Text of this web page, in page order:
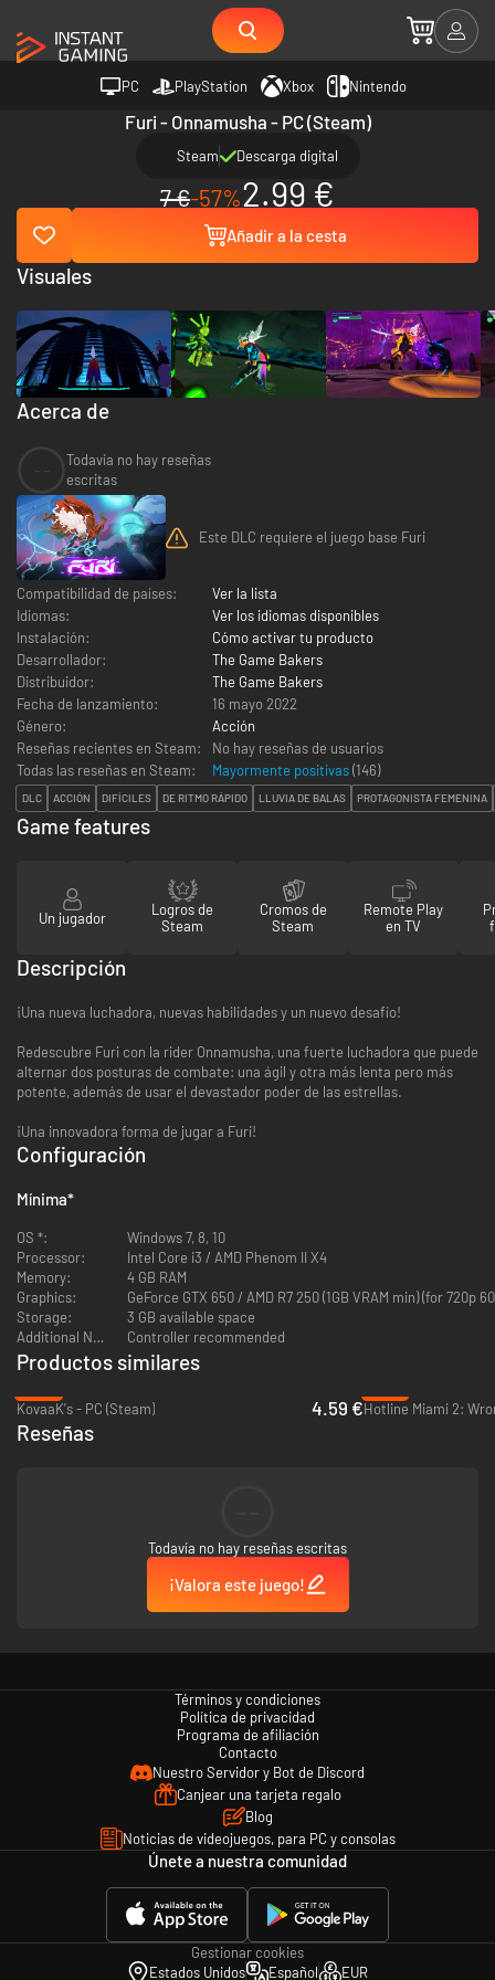
PC PlayStation Xbox Nintendo
Furi - Onnamusha - PC (Steam)
Steam Descarga digital
7 €-57%2.99 €
Añadir a la cesta
Acerca de
Todavía no hay reseñas
escritas
Este DLC requiere el juego base Furi
Compatibilidad de países:
Ver la lista
Idiomas:
Ver los idiomas disponibles
Instalación:
Cómo activar tu producto
Desarrollador:
The Game Bakers
Distribuidor:
The Game Bakers
Fecha de lanzamiento:
16 mayo 2022
Género:
Acción
Reseñas recientes en Steam:
No hay reseñas de usuarios
Todas las reseñas en Steam:
Mayormente positivas(146)
DLC ACCIÓN DIFÍCILES DE RITMO RÁPIDO LLUVIA DE BALAS PROTAGONISTA FEMENINA
Visuales
Game features
Un jugador
Logros de
Steam
Cromos de
Steam
Remote Play
en TV
Descripción
¡Una nueva luchadora, nuevas habilidades y un nuevo desafío!
Redescubre Furi con la rider Onnamusha, una fuerte luchadora que puede
alternar dos posturas de combate: una ágil y otra más lenta pero más
potente, además de usar el devastador poder de las estrellas.
¡Una innovadora forma de jugar a Furi!
Configuración
Mínima*
OS *:
Windows 7, 8, 10
Processor:
Intel Core i3 / AMD Phenom II X4
Memory:
4 GB RAM
Graphics:
GeForce GTX 650 / AMD R7 250 (1GB VRAM min) (for 720p
Storage:
3 GB available space
Additional Notes:
Controller recommended
Productos similares
KovaaK's - PC (Steam)
4.59 €
Reseñas
Todavía no hay reseñas escritas
¡Valora este juego!
Términos y condiciones
Política de privacidad
Programa de afiliación
Contacto
Nuestro Servidor y Bot de Discord
Canjear una tarjeta regalo
Blog
Noticias de videojuegos, para PC y consolas
Únete a nuestra comunidad
Gestionar cookies
Estados Unidos
Español EUR